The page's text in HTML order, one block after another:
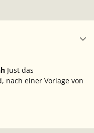
Just das
nach einer Vorlage von